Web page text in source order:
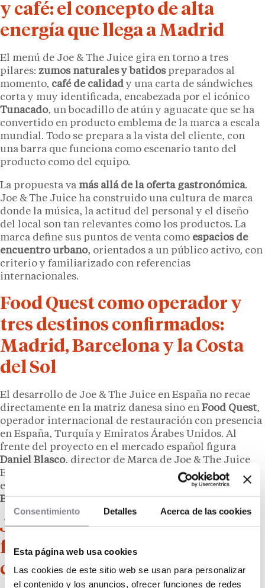
Consentimiento Detalles Acerca de las cookies
Esta página web usa cookies
Las cookies de este sitio web se usan para personalizar
el contenido y los anuncios, ofrecer funciones de redes
y café: el concepto de alta
energía que llega a Madrid
El menú de Joe & The Juice gira en torno a tres
pilares: zumos naturales y batidospreparados al
momento, café de calidady una carta de sándwiches
corta y muy identificada, encabezada por el icónico
Tunacado, un bocadillo de atún y aguacate que se ha
convertido en producto emblema de la marca a escala
mundial. Todo se prepara a la vista del cliente, con
una barra que funciona como escenario tanto del
producto como del equipo.
La propuesta va más allá de la oferta gastronómica.
Joe & The Juice ha construido una cultura de marca
donde la música, la actitud del personal y el diseño
del local son tan relevantes como los productos. La
marca define sus puntos de venta como espacios de
encuentro urbano, orientados a un público activo, con
criterio y familiarizado con referencias
internacionales.
Food Quest como operador y
tres destinos confirmados:
Madrid, Barcelona y la Costa
del Sol
El desarrollo de Joe & The Juice en España no recae
directamente en la matriz danesa sino en Food Quest,
operador internacional de restauración con presencia
en España, Turquía y Emiratos Árabes Unidos. Al
frente del proyecto en el mercado español figura
Daniel Blasco, director de Marca de Joe & The Juice
España, quien confirmó el mapa inicial de la
expansión: los primeros locales llegarán aMadrid
,
Barcelonay laCosta del Sol.
Joe & The Juice no ofrece
franquicias: el modelo que no
cede el control